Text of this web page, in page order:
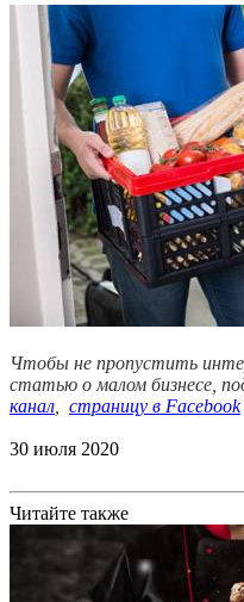
Чтобы не пропустить
статью о малом бизнесе,
канал
страницу в Facebook
30 июля 2020
Читайте также